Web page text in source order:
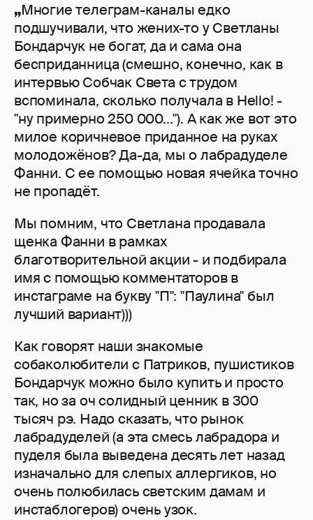
„Многие телеграм-каналы едко
подшучивали, что жених-то у Светланы
Бондарчук не богат, да и сама она
бесприданница (смешно, конечно, как в
интервью Собчак Света с трудом
вспоминала, сколько получала в Hello! -
"ну примерно 250 000..."). А как же вот это
милое коричневое приданное на руках
молодожёнов? Да-да, мы о лабрадуделе
Фанни. С ее помощью новая ячейка точно
не пропадёт.
Мы помним, что Светлана продавала
щенка Фанни в рамках
благотворительной акции - и подбирала
имя с помощью комментаторов в
инстаграме на букву "П": "Паулина" был
лучший вариант)))
Как говорят наши знакомые
собаколюбители с Патриков, пушистиков
Бондарчук можно было купить и просто
так, но за оч солидный ценник в 300
тысяч рэ. Надо сказать, что рынок
лабрадуделей (а эта смесь лабрадора и
пуделя была выведена десять лет назад
изначально для слепых аллергиков, но
очень полюбилась светским дамам и
инстаблогеров) очень узок.